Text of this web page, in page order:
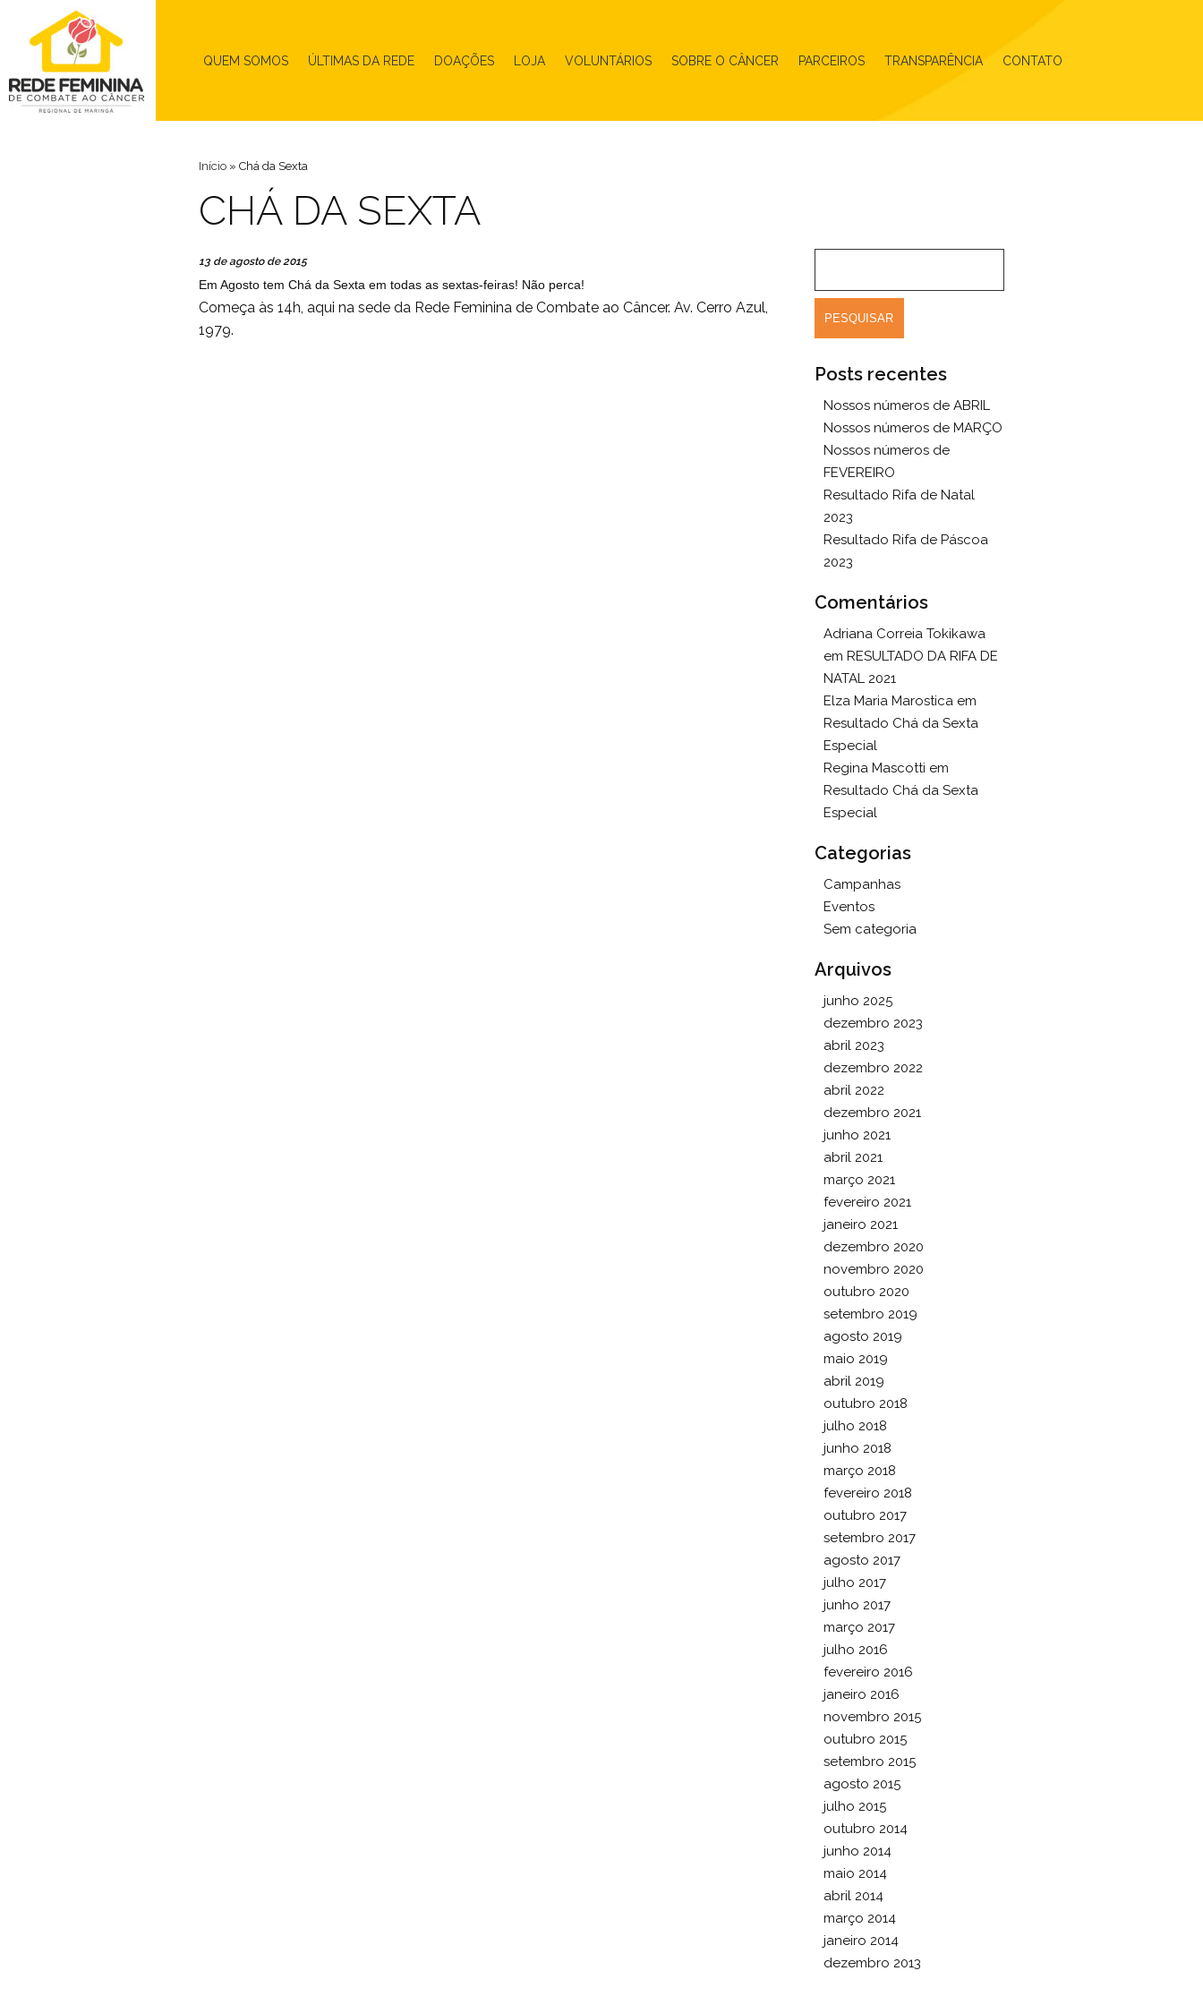
QUEM SOMOS ÚLTIMAS DA REDE DOAÇÕES LOJA VOLUNTÁRIOS SOBRE O CÂNCER PARCEIROS TRANSPARÊNCIA CONTATO
Início » Chá da Sexta
CHÁ DA SEXTA
13 de agosto de 2015
Em Agosto tem Chá da Sexta em todas as sextas-feiras! Não perca!
Começa às 14h, aqui na sede da Rede Feminina de Combate ao Câncer. Av. Cerro Azul,
1979.
Posts recentes
Nossos números de ABRIL
Nossos números de MARÇO
Nossos números de
FEVEREIRO
Resultado Rifa de Natal
2023
Resultado Rifa de Páscoa
2023
Comentários
Adriana Correia Tokikawa
em RESULTADO DA RIFA DE
NATAL 2021
Elza Maria Marosticaem
Resultado Chá da Sexta
Especial
Regina Mascotti em
Resultado Chá da Sexta
Especial
Categorias
Campanhas
Eventos
Sem categoria
Arquivos
junho 2025
dezembro 2023
abril 2023
dezembro 2022
abril 2022
dezembro 2021
junho 2021
abril 2021
março 2021
fevereiro 2021
janeiro 2021
dezembro 2020
novembro 2020
outubro 2020
setembro 2019
agosto 2019
maio 2019
abril 2019
outubro 2018
julho 2018
junho 2018
março 2018
fevereiro 2018
outubro 2017
setembro 2017
agosto 2017
julho 2017
junho 2017
março 2017
julho 2016
fevereiro 2016
janeiro 2016
novembro 2015
outubro 2015
setembro 2015
agosto 2015
julho 2015
outubro 2014
junho 2014
maio 2014
abril 2014
março 2014
janeiro 2014
dezembro 2013